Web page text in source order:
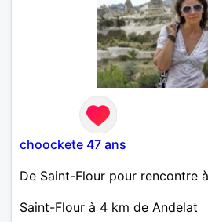
choockete 47 ans
De Saint-Flour pour rencontre
Saint-Flour à 4 km de Andelat